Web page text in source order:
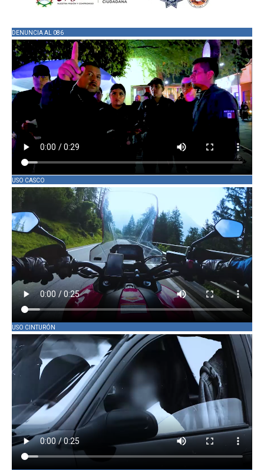
DENUNCIA AL 086
USO CASCO
USO CINTURÓN